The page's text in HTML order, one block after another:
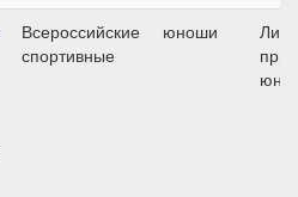
Всероссийские
спортивные
юноши